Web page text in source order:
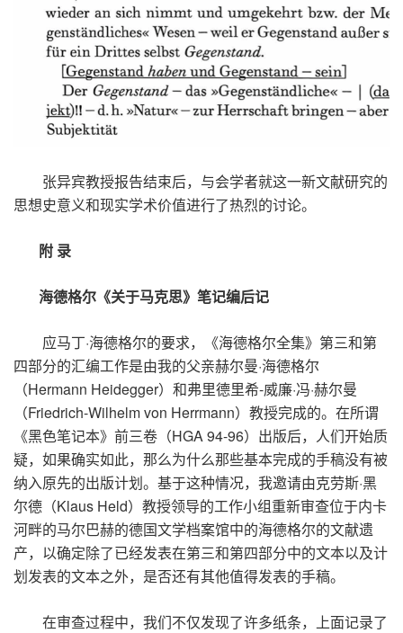
张异宾教授报告结束后，与会学者就这一新文献研究的
思想史意义和现实学术价值进行了热烈的讨论。
附 录
海德格尔《关于马克思》笔记编后记
应马丁·海德格尔的要求，《海德格尔全集》第三和第
四部分的汇编工作是由我的父亲赫尔曼·海德格尔
（Hermann Heidegger）和弗里德里希-威廉·冯·赫尔曼
（Friedrich-Wilhelm von Herrmann）教授完成的。在所谓
《黑色笔记本》前三卷（HGA 94-96）出版后，人们开始质
疑，如果确实如此，那么为什么那些基本完成的手稿没有被
纳入原先的出版计划。基于这种情况，我邀请由克劳斯·黑
尔德（Klaus Held）教授领导的工作小组重新审查位于内卡
河畔的马尔巴赫的德国文学档案馆中的海德格尔的文献遗
产，以确定除了已经发表在第三和第四部分中的文本以及计
划发表的文本之外，是否还有其他值得发表的手稿。
在审查过程中，我们不仅发现了许多纸条，上面记录了